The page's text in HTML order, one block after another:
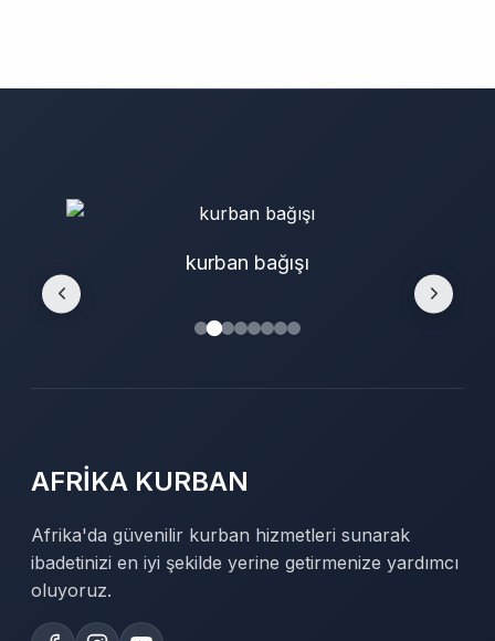
kurban bağışı
AFRİKA KURBAN
Afrika'da güvenilir kurban hizmetleri sunarak
ibadetinizi en iyi şekilde yerine getirmenize yardımcı
oluyoruz.